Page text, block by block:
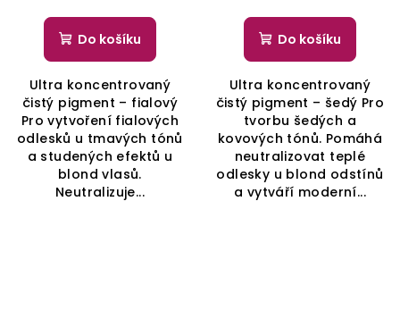
Do košíku
Ultra koncentrovaný
čistý pigment – fialový
Pro vytvoření fialových
odlesků u tmavých tónů
a studených efektů u
blond vlasů.
Neutralizuje...
Do košíku
Ultra koncentrovaný
čistý pigment – šedý Pro
tvorbu šedých a
kovových tónů. Pomáhá
neutralizovat teplé
odlesky u blond odstínů
a vytváří moderní...